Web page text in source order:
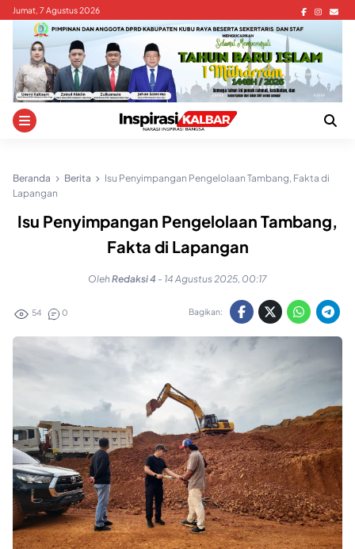
Skip
content
Jumat, 7 Agustus 2026
Beranda Berita
Isu Penyimpangan Pengelolaan Tambang, Fakta di
Lapangan
Isu Penyimpangan Pengelolaan Tambang,
Fakta di Lapangan
OlehRedaksi 4 - 14 Agustus 2025, 00:17
54 0 Bagikan: